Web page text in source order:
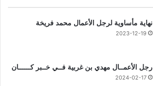
نهاية مأساوية لرجل الأعمال محمد فريخة
2023-12-19
رجل الأعمــال مهدي بن غربية فــي خــبر كــــــان
2024-02-17